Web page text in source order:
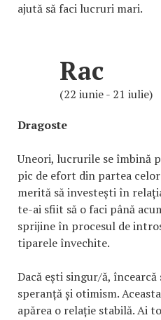
ajută să faci lucruri mari.
Rac
(22 iunie - 21 iulie)
Dragoste
Uneori, lucrurile se îmbină
pic de efort din partea
merită să investești în
te-ai sfiit să o faci până
sprijine în procesul de
tiparele învechite.
Dacă ești singur/ă,
speranță și otimism.
apărea o relație stabilă. Ai